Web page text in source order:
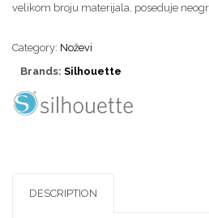
velikom broju materijala, poseduje
Category: Noževi
Brands: Silhouette
DESCRIPTION